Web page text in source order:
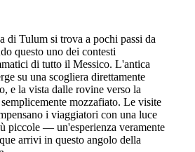
di Tulum si trova a pochi passi da
questo uno dei contesti
di tutto il Messico. L'antica
su una scogliera direttamente
e la vista dalle rovine verso la
mozzafiato. Le visite
i viaggiatori con una luce
piccole — un'esperienza veramente
arrivi in questo angolo della